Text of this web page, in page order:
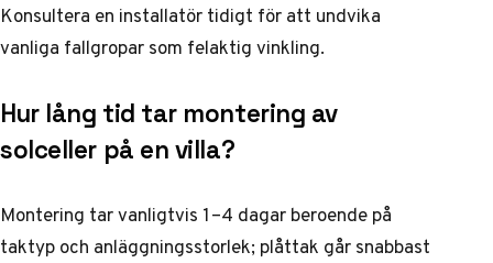
Konsultera en installatör tidigt för att undvika
vanliga fallgropar som felaktig vinkling.
Hur lång tid tar montering av
solceller på en villa?
Montering tar vanligtvis 1–4 dagar beroende på
taktyp och anläggningsstorlek; plåttak går snabbast